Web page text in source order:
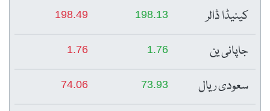
کینیڈا ڈالر 198.13
198.49
جاپانی ین 1.76
1.76
سعودی ریال 73.93
74.06